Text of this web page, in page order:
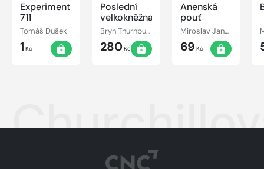
Experiment
711
Tomáš Dušek
1 Kč
Poslední
velkokněžna
Bryn Thurnbullová
280Kč
Anenská
pouť
Miroslav Jandovský
69 Kč